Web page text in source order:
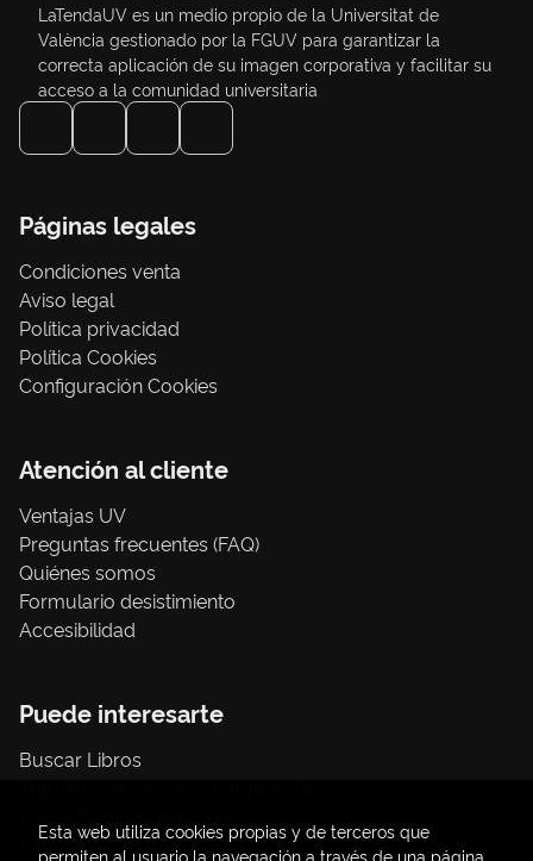
LaTendaUV es un medio propio de la Universitat de
València gestionado por la FGUV para garantizar la
correcta aplicación de su imagen corporativa y facilitar su
acceso a la comunidad universitaria
Páginas legales
Condiciones venta
Aviso legal
Política privacidad
Política Cookies
Configuración Cookies
Atención al cliente
Ventajas UV
Preguntas frecuentes (FAQ)
Quiénes somos
Formulario desistimiento
Accesibilidad
Puede interesarte
Buscar Libros
Papelería / material oficina
Esta web utiliza cookies propias y de terceros que
permiten al usuario la navegación a través de una página